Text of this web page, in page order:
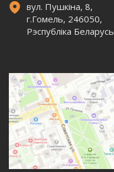
вул. Пушкіна, 8,
г.Гомель, 246050,
Рэспубліка Беларусь